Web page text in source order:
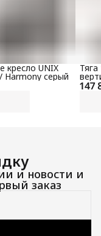
кресло UNIX
Harmony серый
147
100
и новости и
заказ